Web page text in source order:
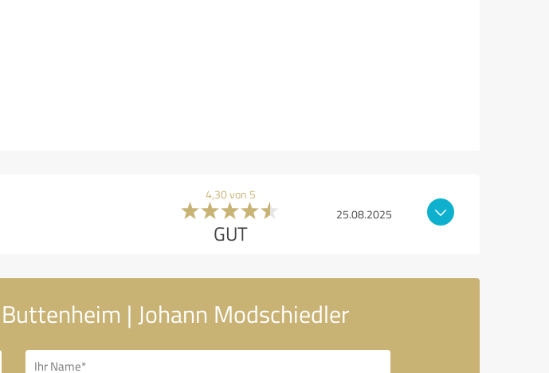
4,30 von 5
GUT
25.08.2025
| Johann Modschiedler